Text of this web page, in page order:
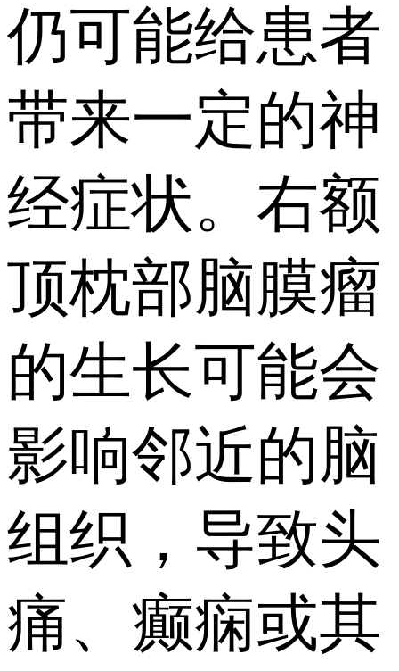
仍可能给患者
带来一定的神
经症状。右额
顶枕部脑膜瘤
的生长可能会
影响邻近的脑
组织，导致头
痛、癫痫或其